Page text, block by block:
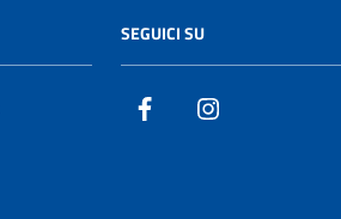
SEGUICI SU
Facebook